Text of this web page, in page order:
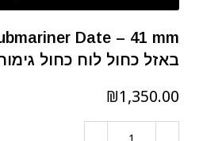
באזל כחול לוח כחול
₪